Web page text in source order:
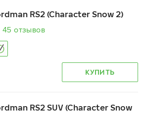
RS2 (Character Snow 2)
45 отзывов
КУПИТЬ
RS2 SUV (Character Snow